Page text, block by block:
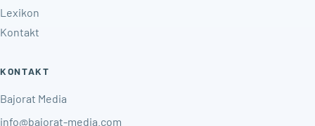
Lexikon
Kontakt
KONTAKT
Bajorat Media
info@bajorat-media.com